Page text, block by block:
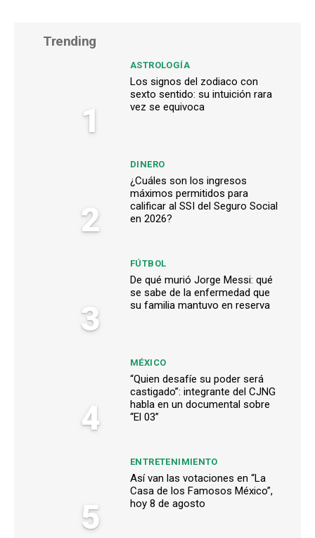
Trending
1
ASTROLOGÍA
Los signos del zodiaco con
sexto sentido: su intuición rara
vez se equivoca
2
DINERO
¿Cuáles son los ingresos
máximos permitidos para
calificar al SSI del Seguro Social
en 2026?
3
FÚTBOL
De qué murió Jorge Messi: qué
se sabe de la enfermedad que
su familia mantuvo en reserva
4
MÉXICO
“Quien desafíe su poder será
castigado”: integrante del CJNG
habla en un documental sobre
“El 03”
5
ENTRETENIMIENTO
Así van las votaciones en “La
Casa de los Famosos México”,
hoy 8 de agosto